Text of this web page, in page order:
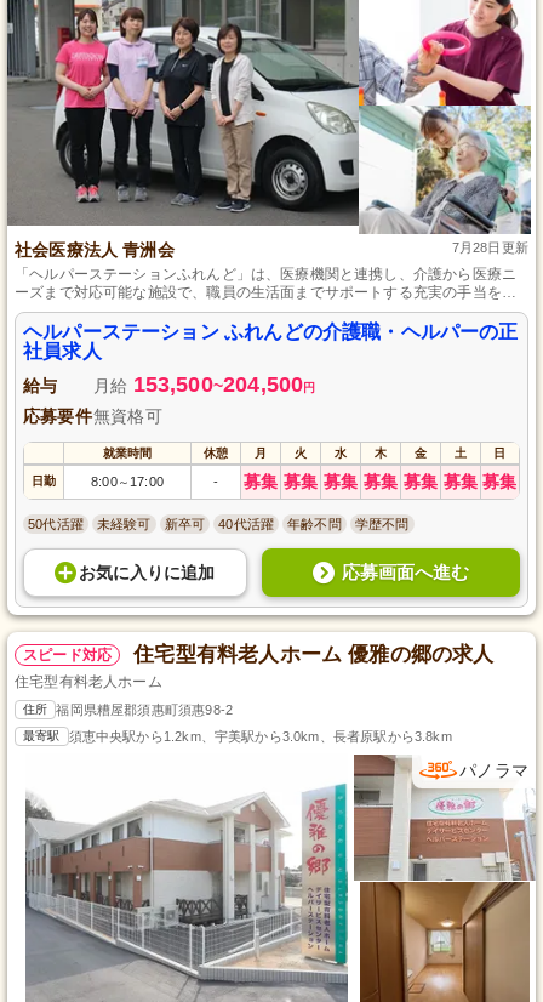
社会医療法人 青洲会 7月28日更新
「ヘルパーステーションふれんど」は、医療機関と連携し、介護から医療ニ
ーズまで対応可能な施設で、職員の生活面までサポートする充実の手当を提
供します。
ヘルパーステーション ふれんどの介護職・ヘルパーの正
社員求人
給与 月給 153,500~204,500円
応募要件無資格可
就業時間 休憩 月 火 水 木 金 土 日
日勤 8:00～ 17:00 - 募集 募集 募集 募集 募集 募集 募集
50代活躍 未経験可 新卒可 40代活躍 年齢不問 学歴不問
お気に入り に追加 応募画面へ進む
スピード対応 住宅型有料老人ホーム 優雅の郷の求人
住宅型有料老人ホーム
住所 福岡県糟屋郡須惠町須惠98-2
最寄駅 須恵中央駅から1.2km、宇美駅から3.0km、長者原駅から3.8km
パノラマ